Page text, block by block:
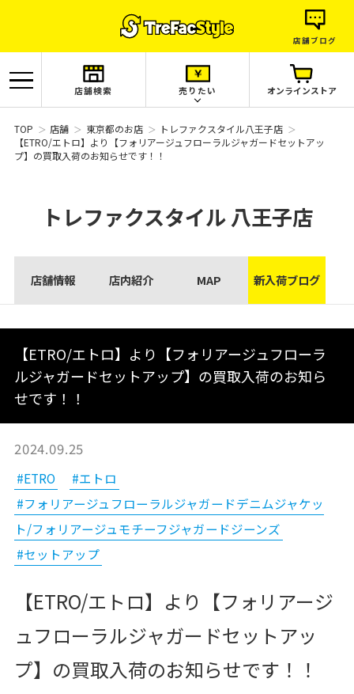
店舗ブログ
店舗検索 売りたい オンラインストア
TOP 店舗 東京都のお店
トレファクスタイル八王子店
【ETRO/エトロ】より【フォリアージュフローラルジャガードセットアッ
プ】の買取入荷のお知らせです！！
トレファクスタイル八王子店
店舗情報 店内紹介 MAP 新入荷ブログ
【ETRO/エトロ】より【フォリアージュフローラ
ルジャガードセットアップ】の買取入荷のお知ら
せです！！
2024.09.25
#ETRO
#エトロ
#フォリアージュフローラルジャガードデニムジャケッ
ト/フォリアージュモチーフジャガードジーンズ
#セットアップ
【ETRO/エトロ】より【フォリアージ
ュフローラルジャガードセットアッ
プ】の買取入荷のお知らせです！！